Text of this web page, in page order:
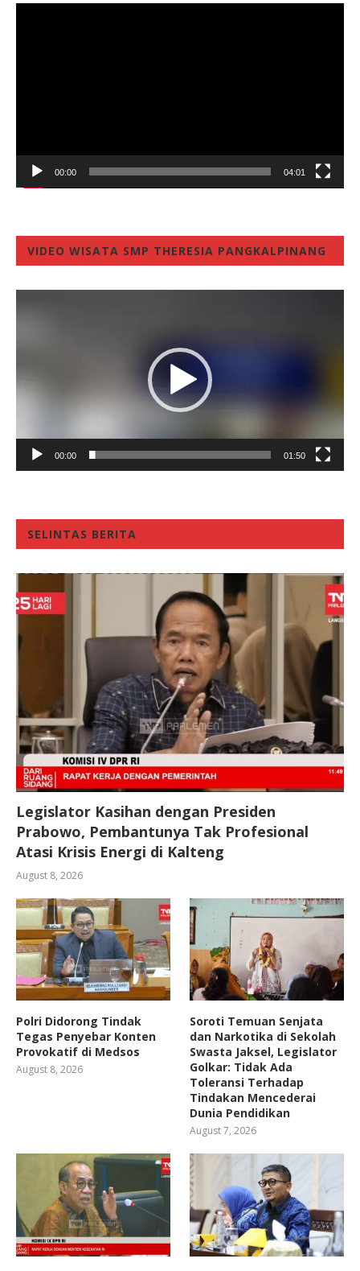
00:00 04:01
VIDEO WISATA SMP THERESIA PANGKALPINANG
00:00 01:50
SELINTAS BERITA
Legislator Kasihan dengan Presiden
Prabowo, Pembantunya Tak Profesional
Atasi Krisis Energi di Kalteng
August 8, 2026
Polri Didorong Tindak
Tegas Penyebar Konten
Provokatif di Medsos
August 8, 2026
Soroti Temuan Senjata
dan Narkotika di Sekolah
Swasta Jaksel, Legislator
Golkar: Tidak Ada
Toleransi Terhadap
Tindakan Mencederai
Dunia Pendidikan
August 7, 2026